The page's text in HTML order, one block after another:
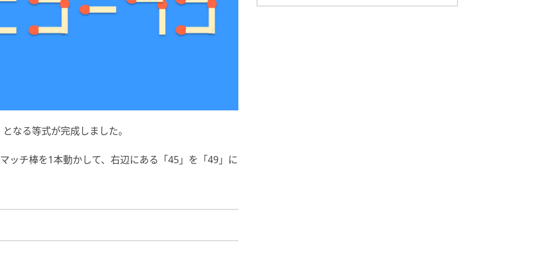
なる等式が完成しました。
ッチ棒を1本動かして、右辺にある「45」を「49」に